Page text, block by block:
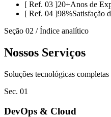
[ Ref. 03 ]20+Anos de
[ Ref. 04 ]98%Satisfação
Seção 02 / Índice analítico
Nossos Serviços
Soluções tecnológicas
Sec. 01
DevOps & Cloud